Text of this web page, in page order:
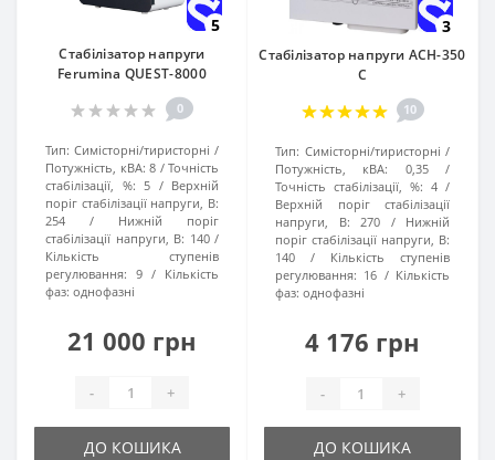
5
Стабілізатор напруги
Ferumina QUEST-8000
0
Тип: Симісторні/тиристорні
Потужність, кВА: 8
Точність
стабілізації, %: 5
Верхній
поріг стабілізації напруги, В:
254
Нижній поріг
стабілізації напруги, В: 140
Кількість ступенів
регулювання: 9
Кількість
фаз: однофазні
21 000 грн
- +
ДО КОШИКА
3
Стабілізатор напруги АСН-350
С
10
Тип: Симісторні/тиристорні
Потужність, кВА:
0,35
Точність стабілізації, %: 4
Верхній поріг стабілізації
напруги, В:
270
Нижній
поріг стабілізації напруги, В:
140
Кількість ступенів
регулювання: 16
Кількість
фаз: однофазні
4 176 грн
- +
ДО КОШИКА